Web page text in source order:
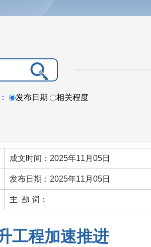
发布日期 相关程度
成文时间：2025年11月05日
发布日期：2025年11月05日
主 题 词：
工程加速推进